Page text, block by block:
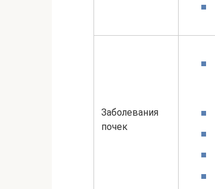
Заболевания
почек